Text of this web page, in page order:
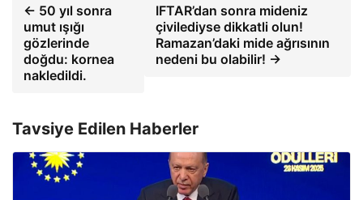
← 50 yıl sonra
umut ışığı
gözlerinde
doğdu: kornea
nakledildi.
IFTAR’dan sonra mideniz
çivilediyse dikkatli olun!
Ramazan’daki mide ağrısının
nedeni bu olabilir! →
Tavsiye Edilen Haberler